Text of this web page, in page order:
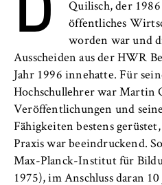
i
B
e
r
l
i
n
S
c
Neuigkeiten
Veranstaltungen
Personen und
Formulare
FB 2 Duales Studium
FB 3 Allgemeine
Quilisch, der
öffentliches
worden war und
Ausscheiden aus der HWR
Jahr 1996 innehatte. Für
Hochschullehrer war Martin
Veröffentlichungen und
Fähigkeiten bestens
Praxis war beeindruckend.
Max-Planck-Institut für
1975), im Anschluss daran
Anbieter:
Betreiber dieser
Zweck:
Speichert den
Benutzers für Cookies
Domäne. Dadurch wird
Cookie-Banner bei
der Website
Cookie Laufzeit: